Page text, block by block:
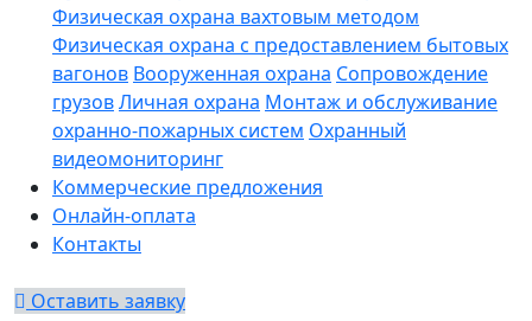
Физическая охрана вахтовым методом
Физическая охрана с предоставлением бытовых
вагонов Вооруженная охрана Сопровождение
грузовЛичная охрана Монтаж и обслуживание
охранно-пожарных систем Охранный
видеомониторинг
Коммерческие предложения
Онлайн-оплата
Контакты
Оставить заявку